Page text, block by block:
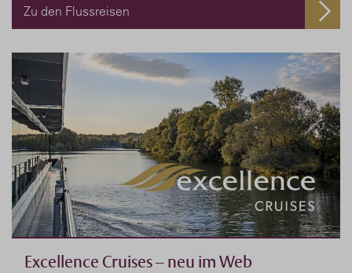
Zu den Flussreisen
Excellence Cruises – neu im Web